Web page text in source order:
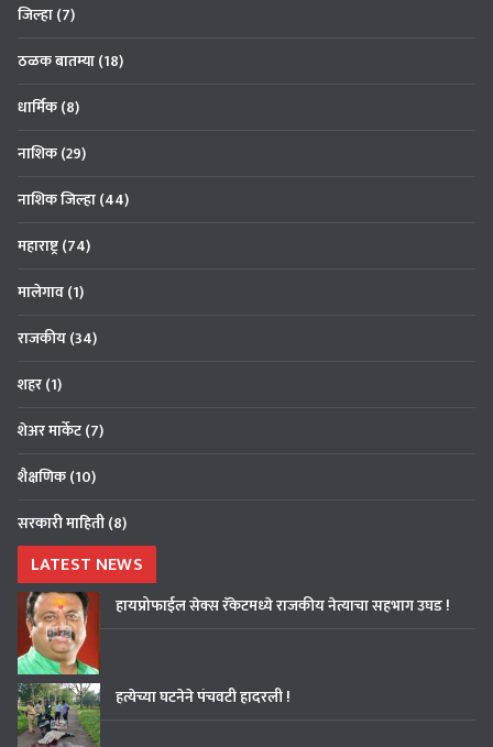
जिल्हा(7)
ठळक बातम्या(18)
धार्मिक(8)
नाशिक(29)
नाशिक जिल्हा(44)
महाराष्ट्र(74)
मालेगाव(1)
राजकीय(34)
शहर(1)
शेअर मार्केट(7)
शैक्षणिक(10)
सरकारी माहिती(8)
LATEST NEWS
हायप्रोफाईल सेक्स रॅकेटमध्ये राजकीय नेत्याचा सहभाग उघड !
हत्येच्या घटनेने पंचवटी हादरली !